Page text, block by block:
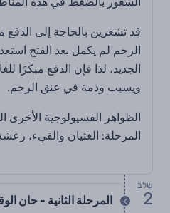
قد تشعرين بالحاجة إلى الدفع
الرحم لم يكمل بعد الفتح
الجديد، لذا فإن الدفع مبكرًا
ويسبب وذمة في عنق الرحم.
الظواهر الفسيولوجية الأخرى
المرحلة: الغثيان والقيء،
שלב
2 المرحلة الثانية - حان